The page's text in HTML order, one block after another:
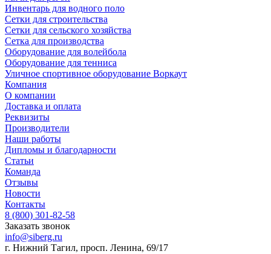
Инвентарь для водного поло
Сетки для строительства
Сетки для сельского хозяйства
Сетка для производства
Оборудование для волейбола
Оборудование для тенниса
Уличное спортивное оборудование Воркаут
Компания
О компании
Доставка и оплата
Реквизиты
Производители
Наши работы
Дипломы и благодарности
Статьи
Команда
Отзывы
Новости
Контакты
8 (800) 301-82-58
Заказать звонок
info@siberg.ru
г. Нижний Тагил, просп. Ленина, 69/17